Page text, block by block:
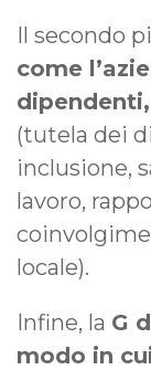
Il secondo
come
(tutela dei
inclusione,
lavoro,
locale).
Infine, la G
modo in